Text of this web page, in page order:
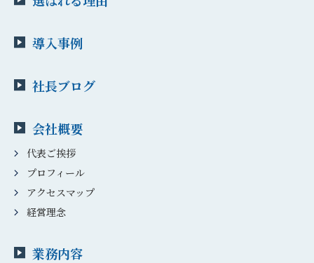
導入事例
社長ブログ
会社概要
代表ご挨拶
プロフィール
アクセスマップ
経営理念
業務内容